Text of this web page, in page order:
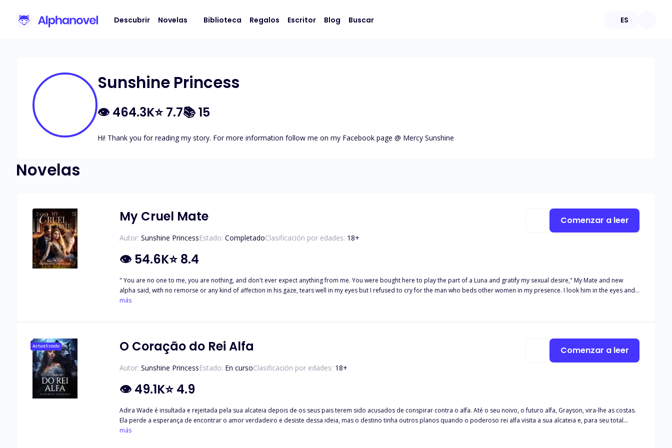
Descubrir Novelas Biblioteca Regalos Escritor Blog Buscar ES
Sunshine Princess
👁 464.3K⭐7.7📚15
Hi! Thank you for reading my story. For more information follow me on my Facebook page @ Mercy Sunshine
Novelas
My Cruel Mate
Autor: Sunshine PrincessEstado: CompletadoClasificación por edades: 18+
👁 54.6K⭐8.4
" You are no one to me, you are nothing, and don't ever expect anything from me. You were bought here to play the part of a Luna and gratify my sexual desire," My Mate and new
alpha said, with no remorse or any kind of affection in his gaze, tears well in my eyes but I refused to cry for the man who beds other women in my presence. I look him in the eyes and
answer; " Yes," " No," He growls " Yes, Alpha," I repeat and he walks past me, once he's out of my sight, my legs give up just as tears roll down my cheeks. ... " You're pregnant, Luna,
más
Comenzar a leer
Actualizado O Coração do Rei Alfa
Autor: Sunshine PrincessEstado: En cursoClasificación por edades: 18+
👁 49.1K⭐4.9
Adira Wade é insultada e rejeitada pela sua alcateia depois de os seus pais terem sido acusados de conspirar contra o alfa. Até o seu noivo, o futuro alfa, Grayson, vira-lhe as costas.
Ela perde a esperança de encontrar o amor verdadeiro e desiste dessa ideia, mas o destino tinha outros planos quando o poderoso rei alfa visita a sua alcateia e, para seu total
espanto, declara que ela é a sua companheira. O rei Wyatt McMillian é poderoso, bonito e perigoso; não esperava encontrar uma Luna, mas aceita-a e castiga aqueles que a
más
Comenzar a leer